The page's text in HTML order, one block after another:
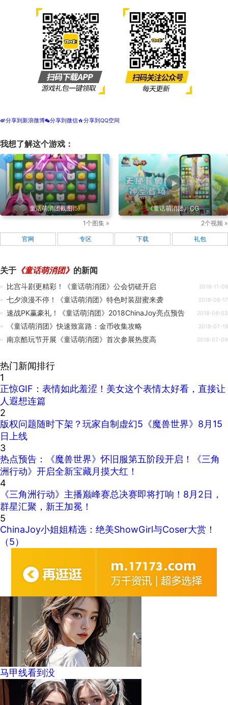
t分享到新浪微博w分享到微信z分享到QQ空间
我想了解这个游戏：
童话萌消团截图(5)
1个图集 »
《童话萌消团》CG
2个视频 »
官网 专区 下载 礼包
关于 《童话萌消团》 的新闻
比宫斗剧更精彩！《童话萌消团》公会切磋开启 2018-11-08
七夕浪漫不停！《童话萌消团》特色时装甜蜜来袭 2018-08-17
速战PK赢豪礼！《童话萌消团》2018ChinaJoy亮点预告 2018-08-03
《童话萌消团》快速致富路：金币收集攻略 2018-07-18
南京酷玩节开展《童话萌消团》首次参展热度高 2018-07-09
热门新闻排行
1
正惊GIF：表情如此羞涩！美女这个表情太好看，直接让
人遐想连篇
2
版权问题随时下架？玩家自制虚幻5《魔兽世界》8月15
日上线
3
热点预告：《魔兽世界》怀旧服第五阶段开启！《三角
洲行动》开启全新宝藏月摸大红！
4
《三角洲行动》主播巅峰赛总决赛即将打响！8月2日，
群星汇聚，新王加冕！
5
ChinaJoy小姐姐精选：绝美ShowGirl与Coser大赏！
（5）
马甲线看到没